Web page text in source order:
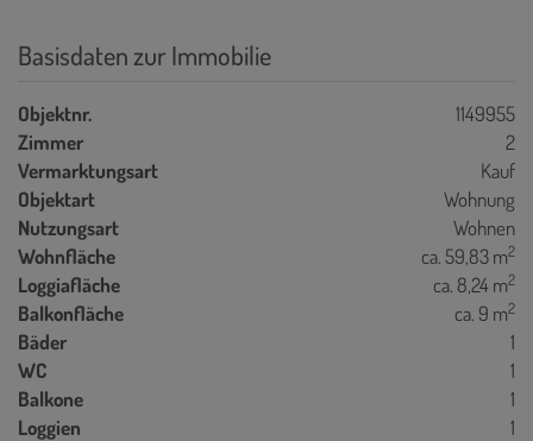
Basisdaten zur Immobilie
Objektnr.
1149955
Zimmer
2
Vermarktungsart
Kauf
Objektart
Wohnung
Nutzungsart
Wohnen
Wohnfläche
ca. 59,83 m2
Loggiafläche ca. 8,24 m2
Balkonfläche ca. 9 m2
Bäder
1
WC
1
Balkone
1
Loggien
1